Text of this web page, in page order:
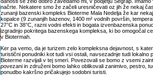
načrte. Nekatere smo že začeli uresničevati oz jih že nekaj
zunanji bazenski kompleks Bioterme Mala Nedelja že kar
kopalce (9 zunanjih bazenov, 1400 m² vodnih površin,
27°C in 38°C, razni vodni efekti in bogata izvenbazenska
izgradnjo pokritega bazenskega kompleksa, ki bo omogočal
v Biotermah.
Ker pa vemo, da je turizem zelo kompleksna dejavnost, s
turistični ponudniki kot tudi vsi ostali, navsezadnje tudi lokalno
Bioterme razvijali v tej smeri. Povezovali se bomo z vsemi
povezani in združeni bomo lahko oblikovali zanimivo, pestro,
ponudbo kakršno pričakujejo sodobni turisti.